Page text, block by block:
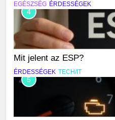
EGÉSZSÉG ÉRDESSÉGEK
4
Mit jelent az ESP?
ÉRDESSÉGEK TECH/IT
5